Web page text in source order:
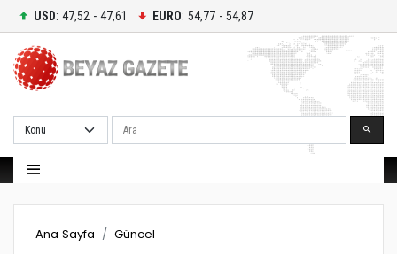
USD: 47,52 - 47,61 EURO: 54,77 - 54,87
Ara
Ana Sayfa Güncel